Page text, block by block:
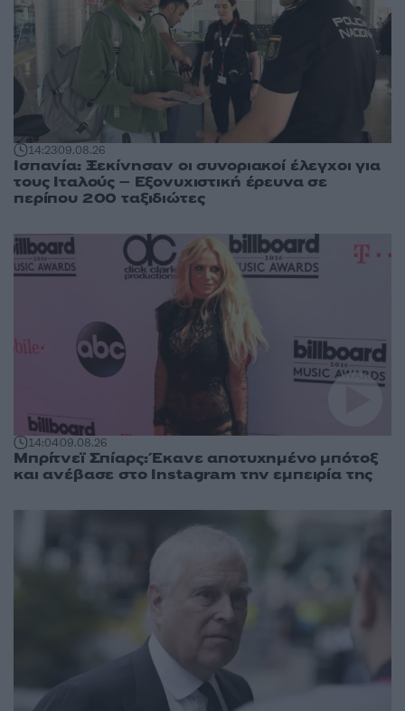
14:2309.08.26
Ισπανία: Ξεκίνησαν οι συνοριακοί έλεγχοι για
τους Ιταλούς – Εξονυχιστική έρευνα σε
περίπου 200 ταξιδιώτες
14:0409.08.26
Μπρίτνεϊ Σπίαρς: Έκανε αποτυχημένο μπότοξ
και ανέβασε στο Instagram την εμπειρία της